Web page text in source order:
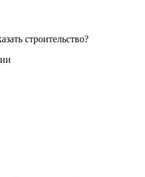
строительство?